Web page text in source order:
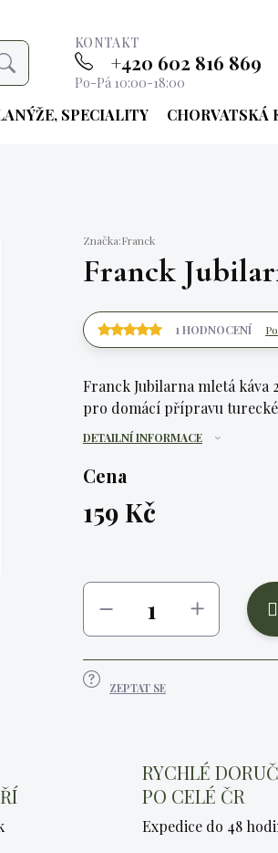
KONTAKT
+420 602 816 869
Po-Pá 10:00-18:00
SPECIALITY CHORVATSKÁ
Značka:Franck
Franck
1 HODNOCENÍ
Franck Jubilarna mletá káva
pro domácí přípravu
DETAILNÍ INFORMACE
Cena
159 Kč
ZEPTAT SE
RYCHLÉ
PO CELÉ ČR
Expedice do 48